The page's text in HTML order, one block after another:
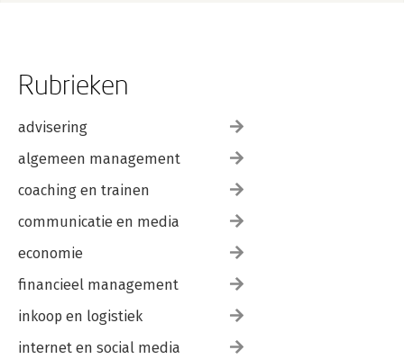
Rubrieken
advisering
algemeen management
coaching en trainen
communicatie en media
economie
financieel management
inkoop en logistiek
internet en social media